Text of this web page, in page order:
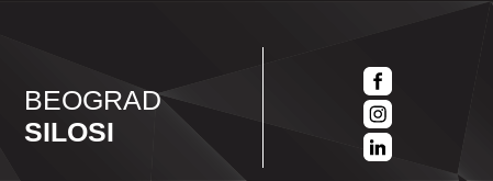
BEOGRAD
SILOSI